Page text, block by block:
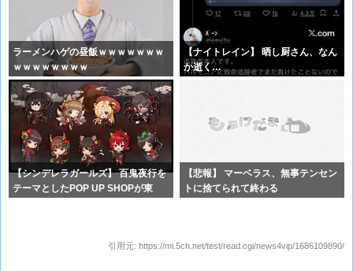
ラーメンハゲの昼飯ｗｗｗｗｗｗｗ
ｗｗｗｗｗｗｗｗ
【ナイトレイン】 晒し厨さん、なん
か逝く…
【シンデレラガールズ】 百鬼夜行を
テーマとしたPOP UP SHOPが東
【悲報】 マーベラス、無事テンセン
トに捨てられて終わる
引用元: https://mi.5ch.net/test/read.cgi/news4vip/1686109890/